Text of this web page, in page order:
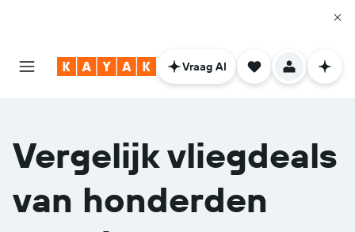
Vraag AI
Vergelijk vliegdeals
van honderden